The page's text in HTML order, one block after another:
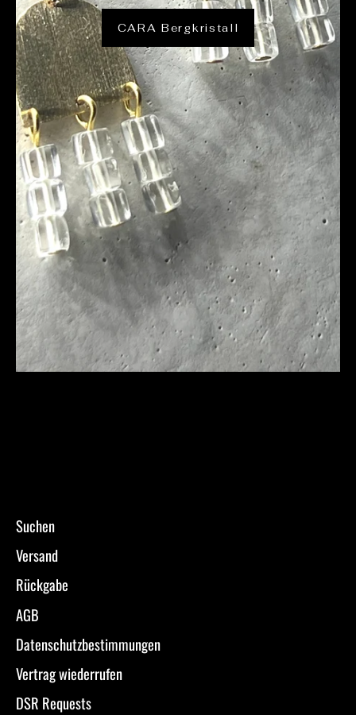
CARA Bergkristall
Suchen
Versand
Rückgabe
AGB
Datenschutzbestimmungen
Vertrag wiederrufen
DSR Requests